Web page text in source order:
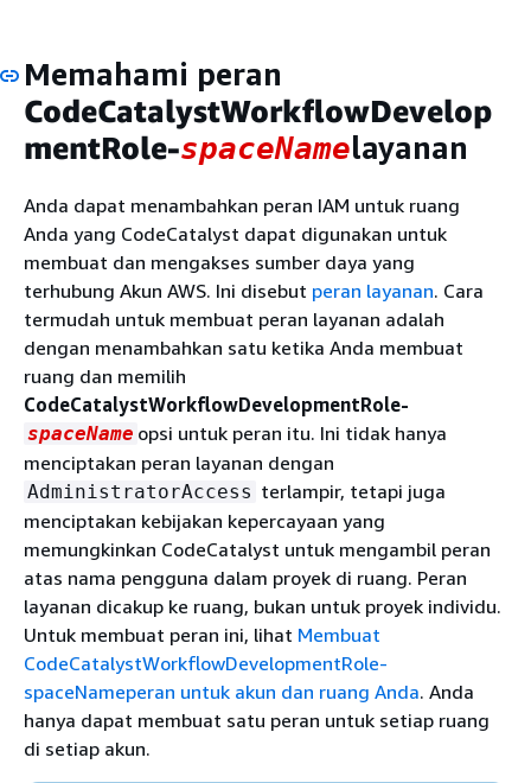
Memahami peran
CodeCatalystWorkflowDevelop
mentRole-spaceNamelayanan
Anda dapat menambahkan peran IAM untuk ruang
Anda yang CodeCatalyst dapat digunakan untuk
membuat dan mengakses sumber daya yang
terhubung Akun AWS. Ini disebut peran layanan. Cara
termudah untuk membuat peran layanan adalah
dengan menambahkan satu ketika Anda membuat
ruang dan memilih
CodeCatalystWorkflowDevelopmentRole-
spaceName opsi untuk peran itu. Ini tidak hanya
menciptakan peran layanan dengan
AdministratorAccess terlampir, tetapi juga
menciptakan kebijakan kepercayaan yang
memungkinkan CodeCatalyst untuk mengambil peran
atas nama pengguna dalam proyek di ruang. Peran
layanan dicakup ke ruang, bukan untuk proyek individu.
Untuk membuat peran ini, lihat Membuat
CodeCatalystWorkflowDevelopmentRole-
spaceNameperan untuk akun dan ruang Anda. Anda
hanya dapat membuat satu peran untuk setiap ruang
di setiap akun.